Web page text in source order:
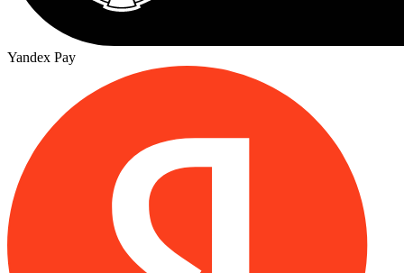
Yandex Pay